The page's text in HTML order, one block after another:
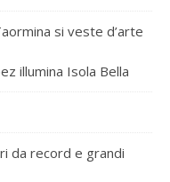
si veste d’arte
illumina Isola Bella
da record e grandi